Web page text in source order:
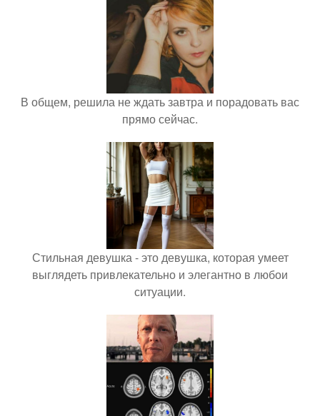
В общем, решила не ждать завтра и порадовать вас
прямо сейчас.
Стильная девушка - это девушка, которая умеет
выглядеть привлекательно и элегантно в любои
ситуации.